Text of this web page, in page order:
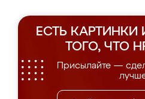
ЕСТЬ КАРТИНКИ
ТОГО, ЧТО
Присылайте —